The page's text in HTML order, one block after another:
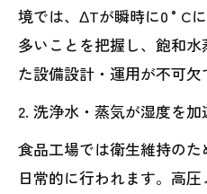
境では、ΔTが瞬時に0 °C
多いことを把握し、飽和
た設備設計・運用が不可欠
2. 洗浄水・蒸気が湿度を加
食品工場では衛生維持の
日常的に行われます。高